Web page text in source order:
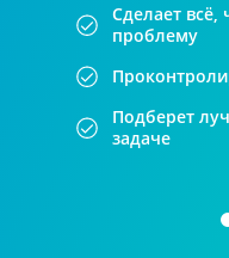
Сделает
проблему
Подберет
задаче